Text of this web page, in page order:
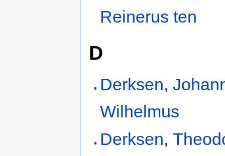
Reinerus ten
D
Derksen,
Wilhelmus
Derksen,